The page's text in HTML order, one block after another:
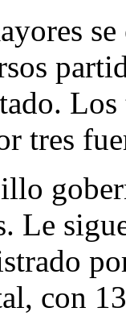
tres
Le
con